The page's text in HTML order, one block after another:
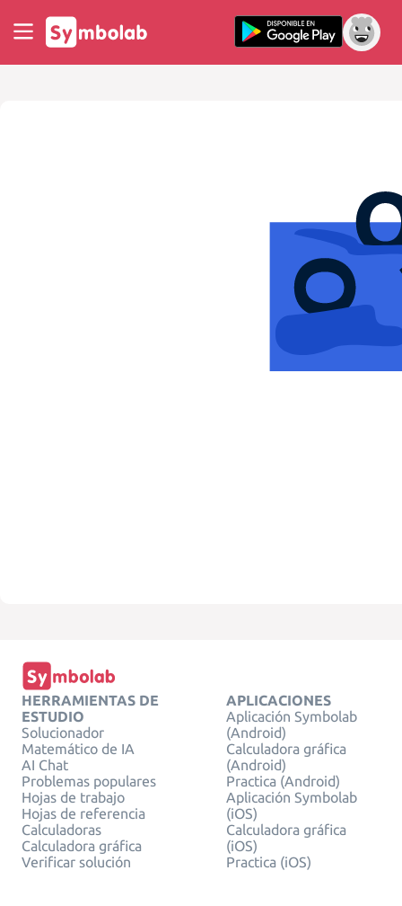
HERRAMIENTAS DE
ESTUDIO
Solucionador
Matemático de IA
AI Chat
Problemas populares
Hojas de trabajo
Hojas de referencia
Calculadoras
Calculadora gráfica
Verificar solución
APLICACIONES
Aplicación Symbolab
(Android)
Calculadora gráfica
(Android)
Practica (Android)
Aplicación Symbolab
(iOS)
Calculadora gráfica
(iOS)
Practica (iOS)